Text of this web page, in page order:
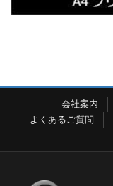
会社案内
よくあるご質問